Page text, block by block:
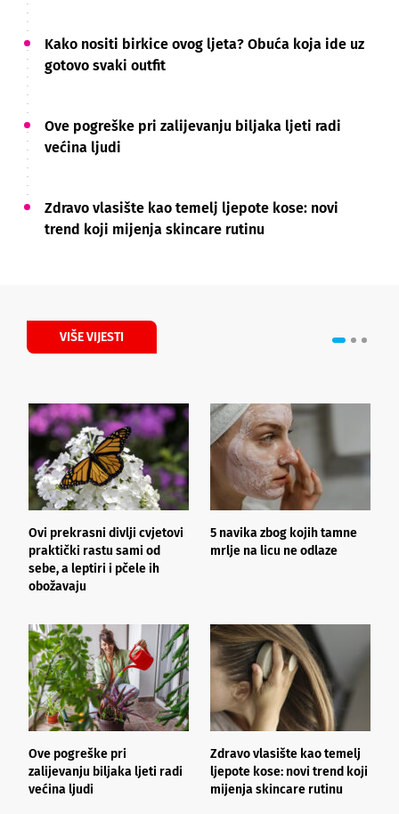
Kako nositi birkice ovog ljeta? Obuća koja ide uz
gotovo svaki outfit
Ove pogreške pri zalijevanju biljaka ljeti radi
većina ljudi
Zdravo vlasište kao temelj ljepote kose: novi
trend koji mijenja skincare rutinu
VIŠE VIJESTI
Ovi prekrasni divlji cvjetovi
praktički rastu sami od
sebe, a leptiri i pčele ih
obožavaju
5 navika zbog kojih tamne
mrlje na licu ne odlaze
Ove pogreške pri
zalijevanju biljaka ljeti radi
većina ljudi
Zdravo vlasište kao temelj
ljepote kose: novi trend koji
mijenja skincare rutinu